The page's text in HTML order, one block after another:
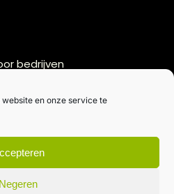
en onze service te
Negeren
bedrijven
je inbox.